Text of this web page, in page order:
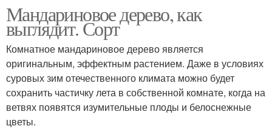
Мандариновое дерево, как
выглядит. Сорт
Комнатное мандариновое дерево является
оригинальным, эффектным растением. Даже в условиях
суровых зим отечественного климата можно будет
сохранить частичку лета в собственной комнате, когда на
ветвях появятся изумительные плоды и белоснежные
цветы.